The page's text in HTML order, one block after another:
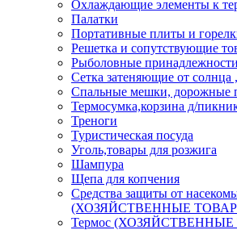
Охлаждающие элементы к
Палатки
Портативные плиты и
Решетка и сопутствующие
Рыболовные принадлежности
Сетка затеняющие от
Спальные мешки, дорожные
Термосумка,корзина д/
Треноги
Туристическая посуда
Уголь,товары для розжига
Шампура
Щепа для копчения
Средства защиты от
(ХОЗЯЙСТВЕННЫЕ
Термос